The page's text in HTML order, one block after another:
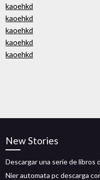
kaoehkd
kaoehkd
kaoehkd
kaoehkd
kaoehkd
New Stories
Descargar una serie de
Nier automata pc descarga